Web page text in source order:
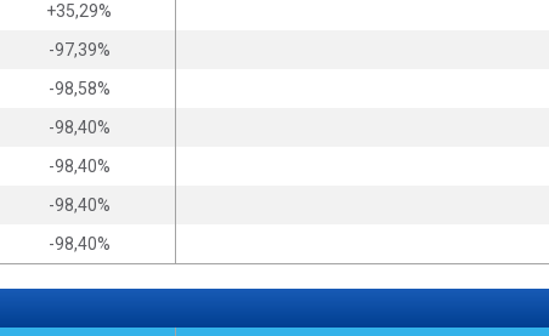
+35,29%
-97,39%
-98,58%
-98,40%
-98,40%
-98,40%
-98,40%